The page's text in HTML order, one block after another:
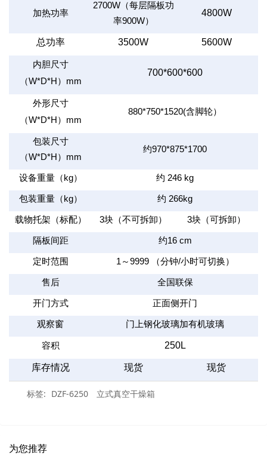
加热功率
2700W（每层隔板功
率900W）
4800W
总功率 3500W 5600W
内胆尺寸
（W*D*H ） mm
700*600*600
外形尺寸
（W*D*H ） mm
880*750*1520(含脚轮）
包装尺寸
（W*D*H ） mm
约970*875*1700
设备重量（ kg） 约 246 kg
包装重量（ kg） 约 266kg
载物托架（标配） 3块（不可拆卸） 3块（可拆卸）
隔板间距 约16 cm
定时范围 1 ～9999 （分钟/小时可切换）
售后 全国联保
开门方式 正面侧开门
观察窗 门上钢化玻璃加有机玻璃
容积 250L
库存情况 现货 现货
标签: DZF-6250 立式真空干燥箱
为您推荐